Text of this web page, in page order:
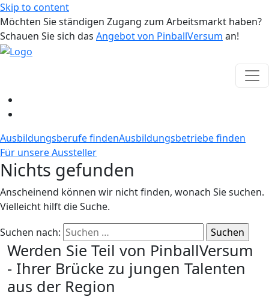
Skip to content
Möchten Sie ständigen Zugang zum Arbeitsmarkt haben?
Schauen Sie sich das Angebot von PinballVersum an!
Ausbildungsberufe findenAusbildungsbetriebe finden
Für unsere Aussteller
Nichts gefunden
Anscheinend können wir nicht finden, wonach Sie suchen.
Vielleicht hilft die Suche.
Suchen nach:
Werden Sie Teil von PinballVersum
- Ihrer Brücke zu jungen Talenten
aus der Region